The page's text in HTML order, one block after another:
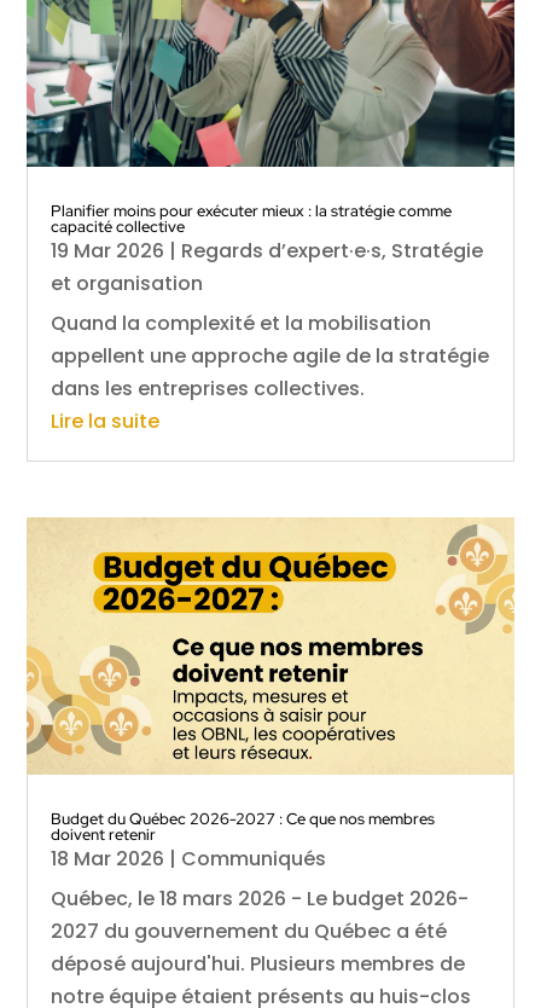
Planifier moins pour exécuter mieux : la stratégie comme
capacité collective
19 Mar 2026 | Regards d’expert·e·s, Stratégie
et organisation
Quand la complexité et la mobilisation
appellent une approche agile de la stratégie
dans les entreprises collectives.
Lire la suite
Budget du Québec 2026-2027 : Ce que nos membres
doivent retenir
18 Mar 2026 | Communiqués
Québec, le 18 mars 2026 - Le budget 2026-
2027 du gouvernement du Québec a été
déposé aujourd'hui. Plusieurs membres de
notre équipe étaient présents au huis-clos